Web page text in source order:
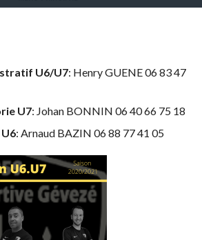
U6/U7: Henry GUENE 06 83 47
U7: Johan BONNIN 06 40 66 75 18
: Arnaud BAZIN 06 88 77 41 05